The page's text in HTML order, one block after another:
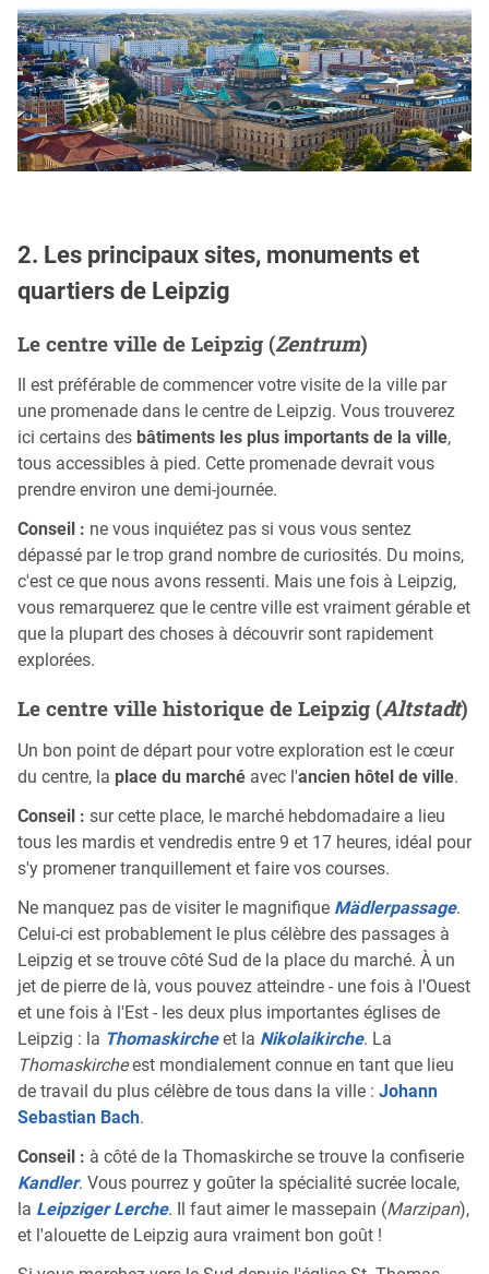
2. Les principaux sites, monuments et
quartiers de Leipzig
Le centre ville de Leipzig (Zentrum)
Il est préférable de commencer votre visite de la ville par
une promenade dans le centre de Leipzig. Vous trouverez
ici certains des bâtiments les plus importants de la ville,
tous accessibles à pied. Cette promenade devrait vous
prendre environ une demi-journée.
Conseil : ne vous inquiétez pas si vous vous sentez
dépassé par le trop grand nombre de curiosités. Du moins,
c'est ce que nous avons ressenti. Mais une fois à Leipzig,
vous remarquerez que le centre ville est vraiment gérable et
que la plupart des choses à découvrir sont rapidement
explorées.
Le centre ville historique de Leipzig (Altstadt)
Un bon point de départ pour votre exploration est le cœur
du centre, la place du marché avec l'ancien hôtel de ville.
Conseil : sur cette place, le marché hebdomadaire a lieu
tous les mardis et vendredis entre 9 et 17 heures, idéal pour
s'y promener tranquillement et faire vos courses.
Ne manquez pas de visiter le magnifique Mädlerpassage.
Celui-ci est probablement le plus célèbre des passages à
Leipzig et se trouve côté Sud de la place du marché. À un
jet de pierre de là, vous pouvez atteindre - une fois à l'Ouest
et une fois à l'Est - les deux plus importantes églises de
Leipzig : la Thomaskircheet la Nikolaikirche. La
Thomaskircheest mondialement connue en tant que lieu
de travail du plus célèbre de tous dans la ville : Johann
Sebastian Bach.
Conseil : à côté de la Thomaskirche se trouve la confiserie
Kandler. Vous pourrez y goûter la spécialité sucrée locale,
la Leipziger Lerche. Il faut aimer le massepain (Marzipan),
et l'alouette de Leipzig aura vraiment bon goût !